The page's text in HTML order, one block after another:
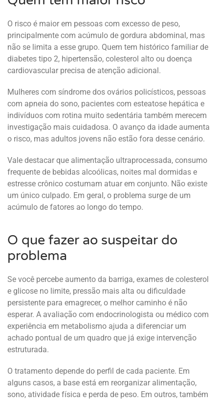
O risco é maior em pessoas com excesso de peso,
principalmente com acúmulo de gordura abdominal, mas
não se limita a esse grupo. Quem tem histórico familiar de
diabetes tipo 2, hipertensão, colesterol alto ou doença
cardiovascular precisa de atenção adicional.
Mulheres com síndrome dos ovários policísticos, pessoas
com apneia do sono, pacientes com esteatose hepática e
indivíduos com rotina muito sedentária também merecem
investigação mais cuidadosa. O avanço da idade aumenta
o risco, mas adultos jovens não estão fora desse cenário.
Vale destacar que alimentação ultraprocessada, consumo
frequente de bebidas alcoólicas, noites mal dormidas e
estresse crônico costumam atuar em conjunto. Não existe
um único culpado. Em geral, o problema surge de um
acúmulo de fatores ao longo do tempo.
O que fazer ao suspeitar do
problema
Se você percebe aumento da barriga, exames de colesterol
e glicose no limite, pressão mais alta ou dificuldade
persistente para emagrecer, o melhor caminho é não
esperar. A avaliação com endocrinologista ou médico com
experiência em metabolismo ajuda a diferenciar um
achado pontual de um quadro que já exige intervenção
estruturada.
O tratamento depende do perfil de cada paciente. Em
alguns casos, a base está em reorganizar alimentação,
sono, atividade física e perda de peso. Em outros, também